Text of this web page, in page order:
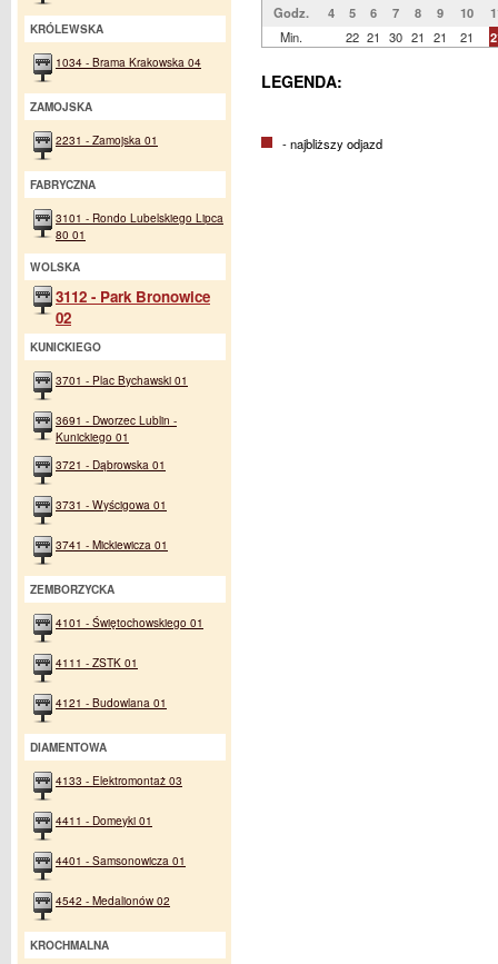
Godz. 4 5 6 7 8 9 10
Min.
22 21 30 21 21 21
LEGENDA:
- najbliższy odjazd
KRÓLEWSKA
1034 - Brama Krakowska 04
ZAMOJSKA
2231 - Zamojska 01
FABRYCZNA
3101 - Rondo Lubelskiego Lipca
80 01
WOLSKA
3112 - Park Bronowice
02
KUNICKIEGO
3701 - Plac Bychawski 01
3691 - Dworzec Lublin -
Kunickiego 01
3721 - Dąbrowska 01
3731 - Wyścigowa 01
3741 - Mickiewicza 01
ZEMBORZYCKA
4101 - Świętochowskiego 01
4111 - ZSTK 01
4121 - Budowlana 01
DIAMENTOWA
4133 - Elektromontaż 03
4411 - Domeyki 01
4401 - Samsonowicza 01
4542 - Medalionów 02
KROCHMALNA